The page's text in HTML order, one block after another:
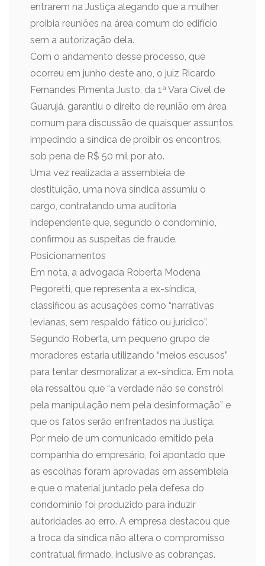
entrarem na Justiça alegando que a mulher
proibia reuniões na área comum do edifício
sem a autorização dela.
Com o andamento desse processo, que
ocorreu em junho deste ano, o juiz Ricardo
Fernandes Pimenta Justo, da 1ª Vara Cível de
Guarujá, garantiu o direito de reunião em área
comum para discussão de quaisquer assuntos,
impedindo a síndica de proibir os encontros,
sob pena de R$ 50 mil por ato.
Uma vez realizada a assembleia de
destituição, uma nova síndica assumiu o
cargo, contratando uma auditoria
independente que, segundo o condomínio,
confirmou as suspeitas de fraude.
Posicionamentos
Em nota, a advogada Roberta Modena
Pegoretti, que representa a ex-síndica,
classificou as acusações como “narrativas
levianas, sem respaldo fático ou jurídico”.
Segundo Roberta, um pequeno grupo de
moradores estaria utilizando “meios escusos”
para tentar desmoralizar a ex-síndica. Em nota,
ela ressaltou que “a verdade não se constrói
pela manipulação nem pela desinformação” e
que os fatos serão enfrentados na Justiça.
Por meio de um comunicado emitido pela
companhia do empresário, foi apontado que
as escolhas foram aprovadas em assembleia
e que o material juntado pela defesa do
condomínio foi produzido para induzir
autoridades ao erro. A empresa destacou que
a troca da síndica não altera o compromisso
contratual firmado, inclusive as cobranças.